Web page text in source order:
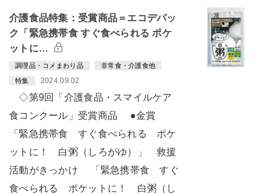
介護食品特集：受賞商品＝エコデパッ
ク「緊急携帯食 すぐ食べられる ポケ
ットに…
調理品・コメまわり品 非常食・介護食他
特集 2024.09.02
◇第9回「介護食品・スマイルケア
食コンクール」受賞商品 ●金賞
「緊急携帯食 すぐ食べられる ポケ
ットに！ 白粥（しろがゆ）」 救援
活動がきっかけ 「緊急携帯食 すぐ
食べられる ポケットに！ 白粥（し